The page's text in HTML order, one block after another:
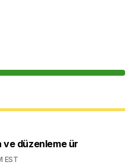
düzenleme ür
EST